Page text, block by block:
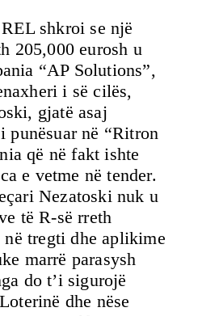
shkroi se një
205,000 eurosh u
“AP Solutions”,
i së cilës,
gjatë asaj
punësuar në “Ritron
që në fakt ishte
e vetme në tender.
Nezatoski nuk u
të R-së rreth
tregti dhe aplikime
marrë parasysh
do t’i sigurojë
dhe nëse